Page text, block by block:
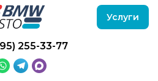
255-33-77
Услуги